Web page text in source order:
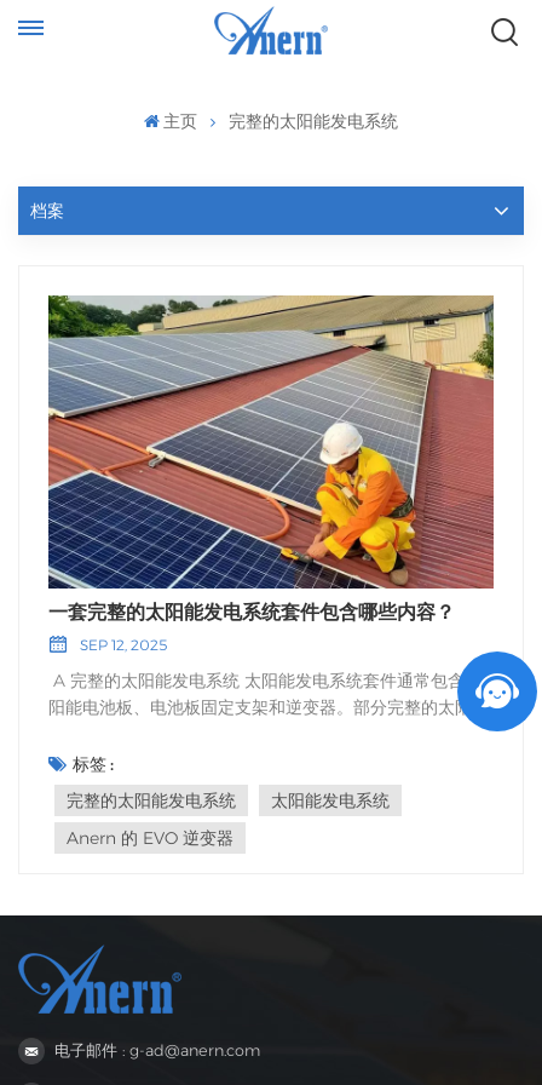
主页 完整的太阳能发电系统
档案
一套完整的太阳能发电系统套件包含哪些内容？
SEP 12, 2025
A 完整的太阳能发电系统 太阳能发电系统套件通常包含太
阳能电池板、电池板固定支架和逆变器。部分完整的太阳能
发电系统套件还配备蓄电池。了解完整太阳能发电系统中每
个组件的功能有助于您选择合适的套件，简化安装，并降低
维护成本。完整太阳能发电系统套件的内容可能因您选择的
系统类型而异。 完整的太阳能发电系统：关键部件 完全的
太阳能发电系统 它由许多重要部件组成。这些部件协同工
使用系统。 太阳能电池板 太阳能电池板捕捉阳光并产生电
力。大多数家用太阳能电池板的功率约为400瓦。太阳能电
池板种类繁多，包括单晶硅、多晶硅和薄膜电池板。单晶硅
电池板寿命最长，每年功率损耗仅为0.3%至0.5%。使用25
更优质的材料有助于延长电池板的使用寿命，并提高其在恶
标签 :
完整的太阳能发电系统
太阳能发电系统
Anern 的 EVO 逆变器
电子邮件 : g-ad@anern.com